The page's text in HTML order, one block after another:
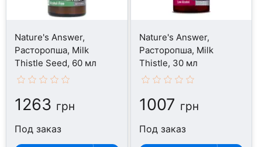
Nature's Answer,
Расторопша, Milk
Thistle Seed, 60 мл
1263 грн
Под заказ
Nature's Answer,
Расторопша, Milk
Thistle, 30 мл
1007 грн
Под заказ